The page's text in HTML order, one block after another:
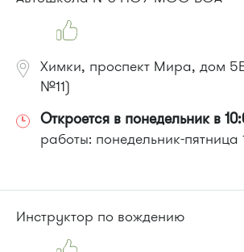
Химки, проспект Мира, дом
№11)
Откроется в понедельник в
работы: понедельник-пятница
Инструктор по вождению